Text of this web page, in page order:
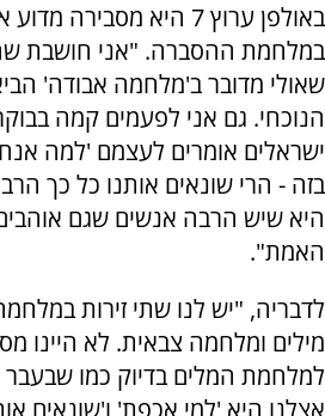
באולפן ערוץ 7 היא
במלחמת ההסברה. "אני חושבת
שאולי מדובר ב'מלחמה אבודה'
הנוכחי. גם אני לפעמים קמה
ישראלים אומרים לעצמם 'למה
בזה - הרי שונאים אותנו כל כך
היא שיש הרבה אנשים שגם
האמת".
לדבריה, "יש לנו שתי זירות
מילים ומלחמה צבאית. לא היינו
למלחמת המלים בדיוק כמו שבעבר